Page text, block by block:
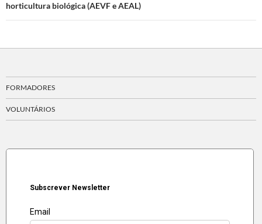
horticultura biológica (AEVF e AEAL)
FORMADORES
VOLUNTÁRIOS